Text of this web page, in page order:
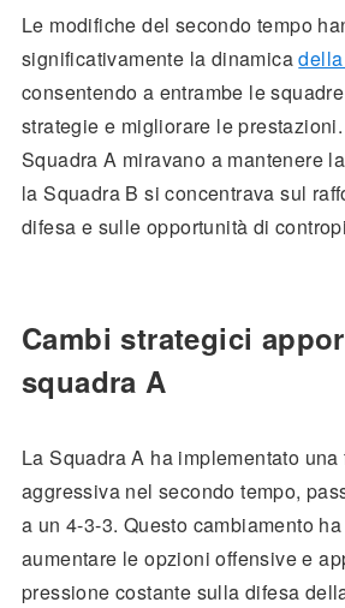
Le modifiche del secondo tempo
significativamente la dinamica
consentendo a entrambe le
strategie e migliorare le
Squadra A miravano a mantenere
la Squadra B si concentrava sul
difesa e sulle opportunità di
Cambi strategici
squadra A
La Squadra A ha implementato
aggressiva nel secondo tempo,
a un 4-3-3. Questo cambiamento
aumentare le opzioni offensive e
pressione costante sulla difesa